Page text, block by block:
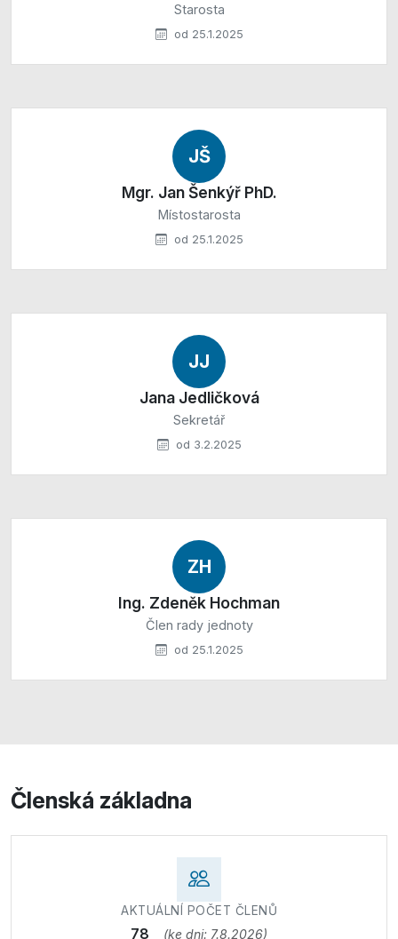
Starosta
od 25.1.2025
JŠ
Mgr. Jan Šenkýř PhD.
Místostarosta
od 25.1.2025
JJ
Jana Jedličková
Sekretář
od 3.2.2025
ZH
Ing. Zdeněk Hochman
Člen rady jednoty
od 25.1.2025
Členská základna
AKTUÁLNÍ POČET ČLENŮ
78 (ke dni: 7.8.2026)